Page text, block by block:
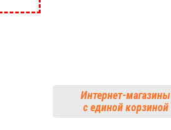
Интернет-магазины
с единой корзиной